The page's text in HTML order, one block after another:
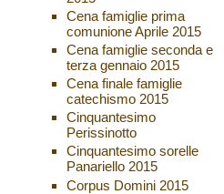
Cena famiglie prima
comunione Aprile 2015
Cena famiglie seconda e
terza gennaio 2015
Cena finale famiglie
catechismo 2015
Cinquantesimo
Perissinotto
Cinquantesimo sorelle
Panariello 2015
Corpus Domini 2015